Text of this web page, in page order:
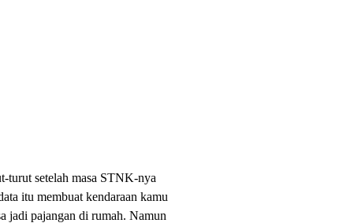
turut setelah masa STNK-nya
itu membuat kendaraan kamu
jadi pajangan di rumah. Namun